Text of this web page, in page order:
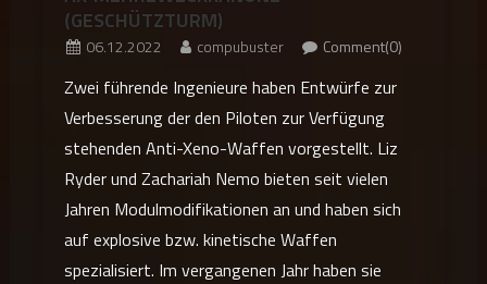
(GESCHÜTZTURM)
06.12.2022 compubuster Comment(0)
Zwei führende Ingenieure haben Entwürfe zur
Verbesserung der den Piloten zur Verfügung
stehenden Anti-Xeno-Waffen vorgestellt. Liz
Ryder und Zachariah Nemo bieten seit vielen
Jahren Modulmodifikationen an und haben sich
auf explosive bzw. kinetische Waffen
spezialisiert. Im vergangenen Jahr haben sie